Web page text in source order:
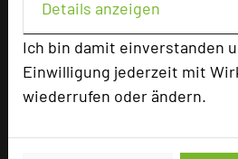
Details anzeigen
Ich bin damit einverstanden
Einwilligung jederzeit mit
wiederrufen oder ändern.
Einzelzimmer
Suiten